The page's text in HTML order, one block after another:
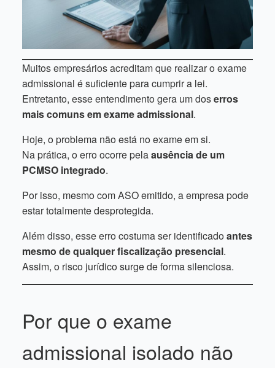
Muitos empresários acreditam que realizar o exame
admissional é suficiente para cumprir a lei.
Entretanto, esse entendimento gera um doserros
mais comuns em exame admissional.
Hoje, o problema não está no exame em si.
Na prática, o erro ocorre pelaausência de um
PCMSO integrado.
Por isso, mesmo com ASO emitido, a empresa pode
estar totalmente desprotegida.
Além disso, esse erro costuma ser identificadoantes
mesmo de qualquer fiscalização presencial.
Assim, o risco jurídico surge de forma silenciosa.
Por que o exame
admissional isolado não